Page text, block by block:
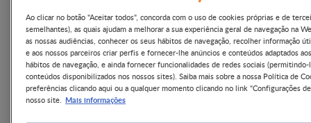
O que o pai sente durante a
gravidez?
Muitas vezes fala-se pouco sobreo que o pai sente
durante agravidez, mas esta fase também é vivida com
intensidade emocional pelo futuro pai. É comum surgirem
sentimentos como alegria, entusiasmo, ansiedade, medo e
Ao clicar no botão "Aceitar todos", concorda com o uso de cookies próprias e de
semelhantes), as quais ajudam a melhorar a sua experiência geral de navegação na
as nossas audiências, conhecer os seus hábitos de navegação, recolher informação
e aos nossos parceiros criar perfis e fornecer-lhe anúncios e conteúdos adaptados
hábitos de navegação, e ainda fornecer funcionalidades de redes sociais
conteúdos disponibilizados nos nossos sites). Saiba mais sobre a nossa Política de
preferências clicando aqui ou a qualquer momento clicando no link "Configurações
nosso site. Mais informações